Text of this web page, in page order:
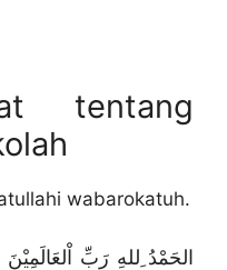
tentang
wabarokatuh.
الحَمْدُ ِللهِ رَبِّ